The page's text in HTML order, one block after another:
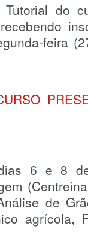
do
feira
6 e 8
de
agrícola,